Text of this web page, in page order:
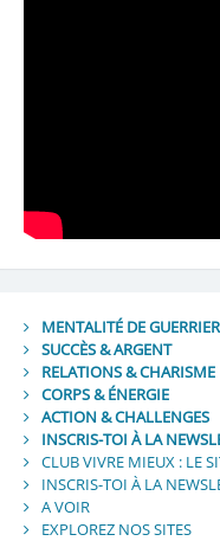
MENTALITÉ DE GUERRIER
SUCCÈS & ARGENT
RELATIONS & CHARISME
CORPS & ÉNERGIE
ACTION & CHALLENGES
INSCRIS-TOI À LA
CLUB VIVRE MIEUX : LE
INSCRIS-TOI À LA
A VOIR
EXPLOREZ NOS SITES